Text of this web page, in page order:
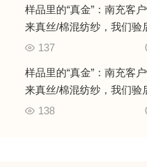
样品里的“真金”：南充客
来真丝/棉混纺纱，我们验
认为高档料，当场高价拍
137
样品里的“真金”：南充客
来真丝/棉混纺纱，我们验
认为高档料，当场高价拍
138